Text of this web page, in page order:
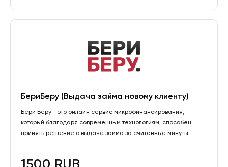
БериБеру (Выдача займа новому клиенту)
Бери Беру - это онлайн сервис микрофинансирования,
который благодаря современным технологиям, способен
принять решение о выдаче займа за считанные минуты.